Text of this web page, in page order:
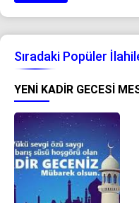
Sıradaki Popüler
YENI KADIR GECESI